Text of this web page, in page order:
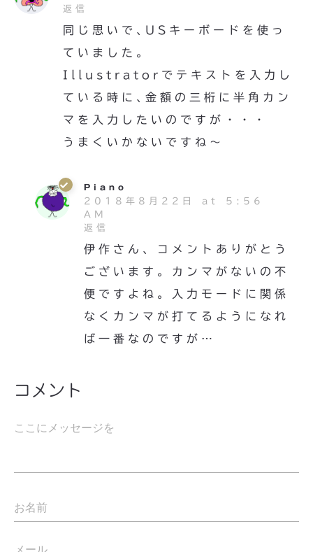
返信
同じ思いで､USキーボードを使っ
ていました。
Illustratorでテキストを入力し
ている時に､金額の三桁に半角カン
マを入力したいのですが・・・
うまくいかないですね〜
Piano
2018年8月22日 at 5:56
AM
返信
伊作さん、コメントありがとう
ございます。カンマがないの不
便ですよね。入力モードに関係
なくカンマが打てるようになれ
ば一番なのですが…
コメント